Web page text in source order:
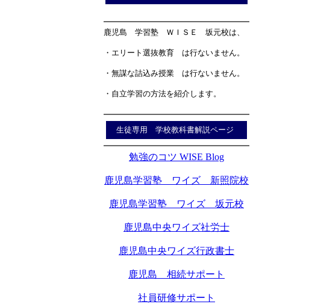
鹿児島 学習塾 ＷＩＳＥ 坂元校は、
・エリート選抜教育 は行ないません。
・無謀な詰込み授業 は行ないません。
・自立学習の方法を紹介します。
生徒専用 学校教科書解説ページ
勉強のコツ WISE Blog
鹿児島学習塾 ワイズ 新照院校
鹿児島学習塾 ワイズ 坂元校
鹿児島中央ワイズ社労士
鹿児島中央ワイズ行政書士
鹿児島 相続サポート
社員研修サポート